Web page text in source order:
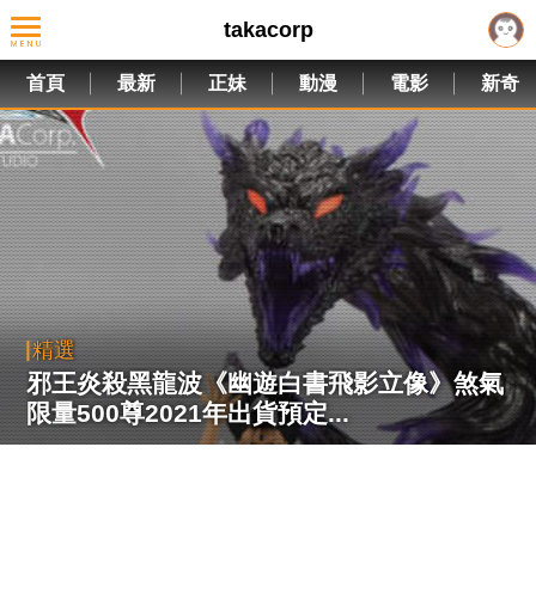
takacorp
首頁 最新 正妹 動漫 電影 新奇
精選